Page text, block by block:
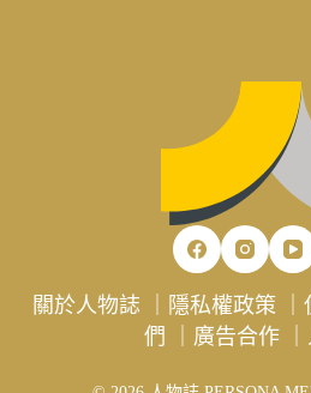
關於人物誌 隱私權政策 ｜
們
廣告合作｜